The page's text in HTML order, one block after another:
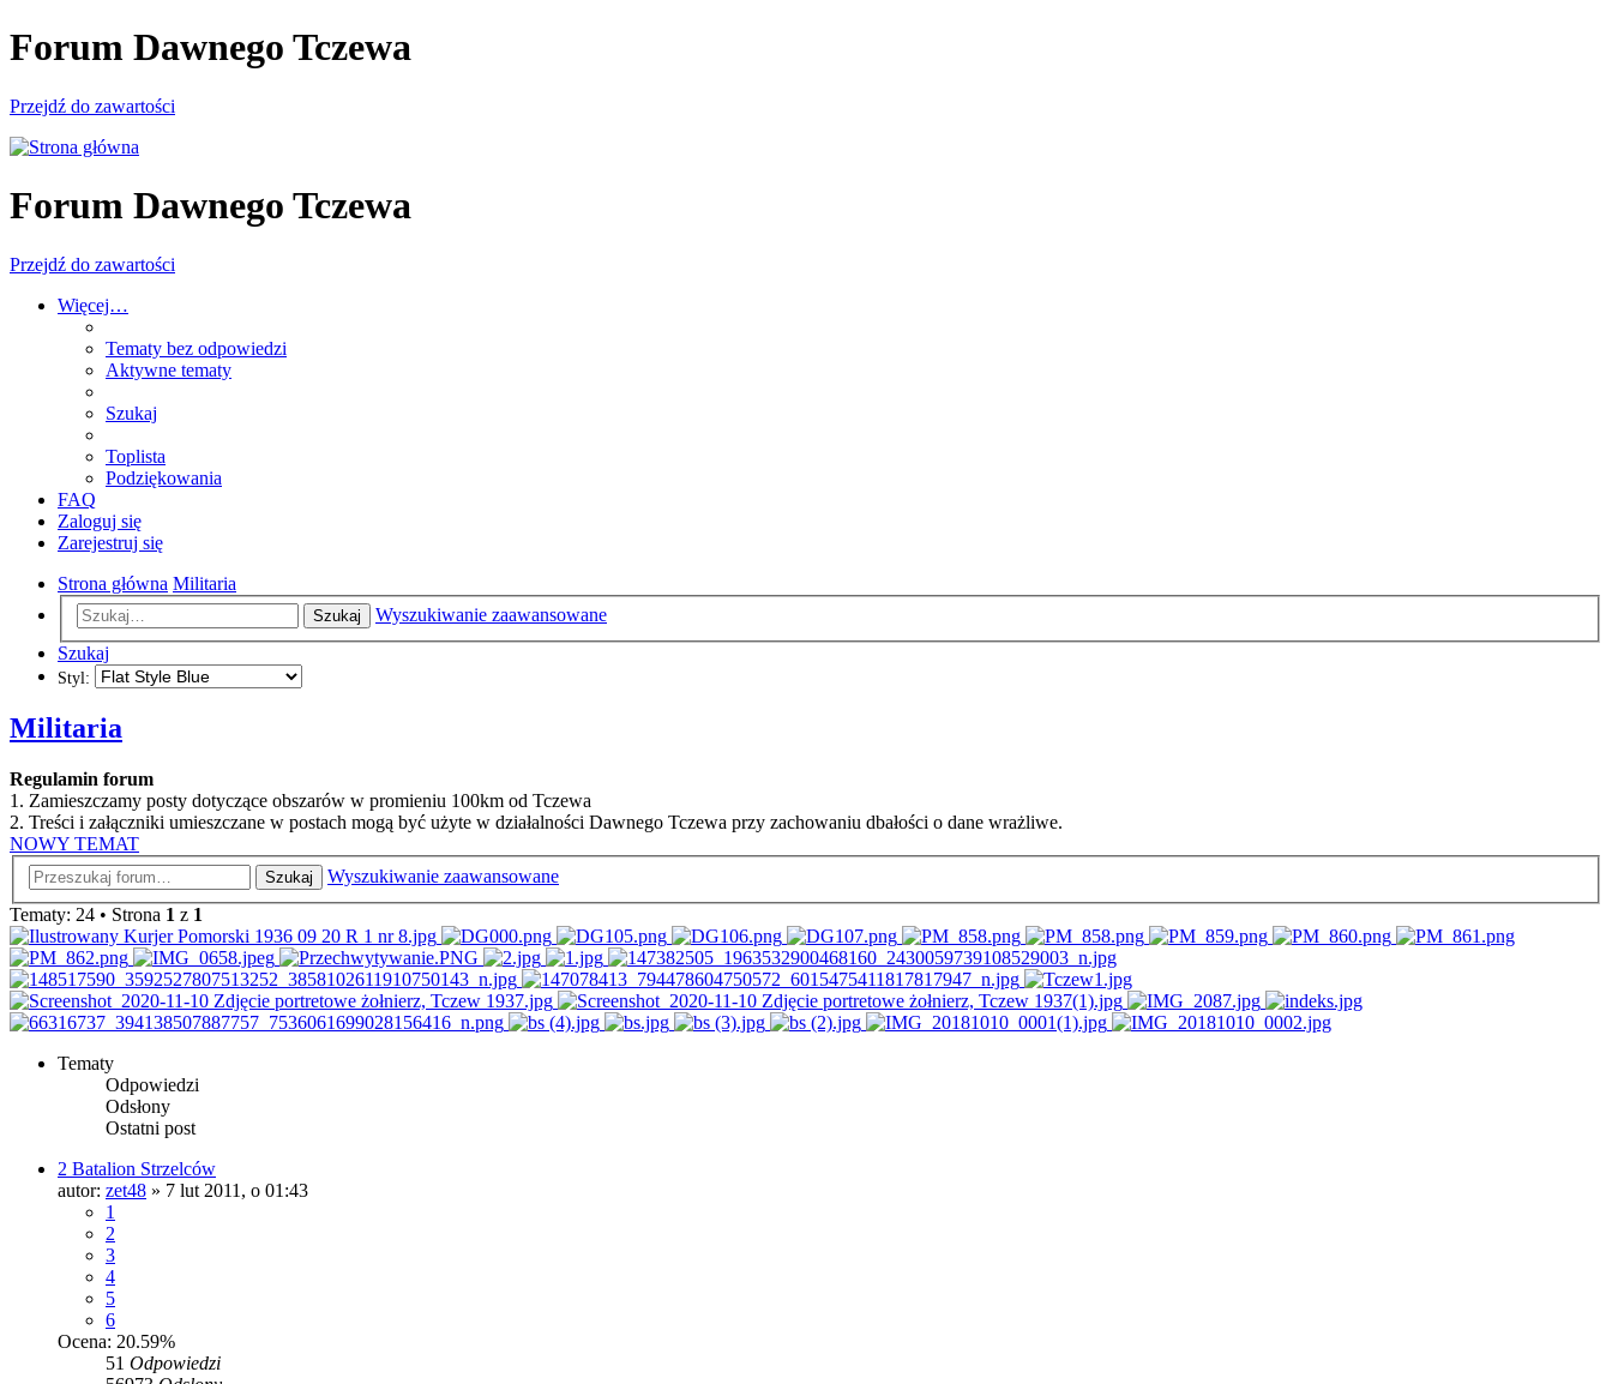
Forum Dawnego Tczewa
Przejdź do zawartości
Forum Dawnego Tczewa
Przejdź do zawartości
Więcej…
Tematy bez odpowiedzi
Aktywne tematy
Szukaj
Toplista
Podziękowania
FAQ
Zaloguj się
Zarejestruj się
Strona główna Militaria
Szukaj
Wyszukiwanie zaawansowane
Szukaj
Styl:
Militaria
Regulamin forum
1. Zamieszczamy posty dotyczące obszarów w promieniu 100km od Tczewa
2. Treści i załączniki umieszczane w postach mogą być użyte w działalności Dawnego Tczewa przy zachowaniu dbałości o dane wrażliwe.
NOWY TEMAT
Szukaj
Wyszukiwanie zaawansowane
Tematy: 24 • Strona 1 z 1
Tematy
Odpowiedzi
Odsłony
Ostatni post
2 Batalion Strzelców
autor: zet48 » 7 lut 2011, o 01:43
1
2
3
4
5
6
Ocena: 20.59%
51 Odpowiedzi